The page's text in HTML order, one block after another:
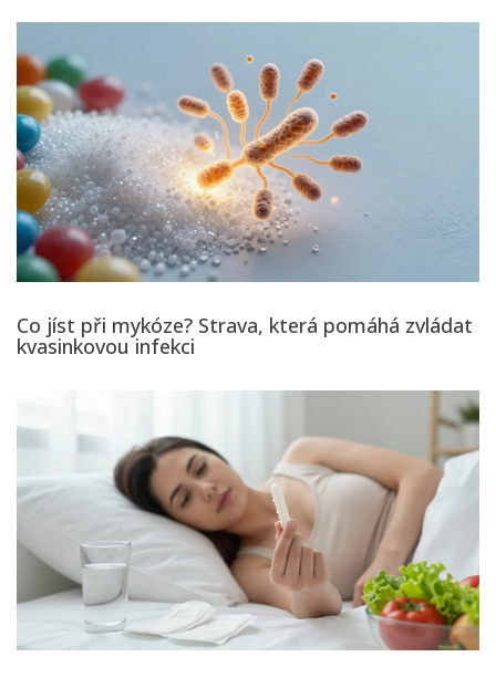
Co jíst při mykóze? Strava, která pomáhá zvládat
kvasinkovou infekci